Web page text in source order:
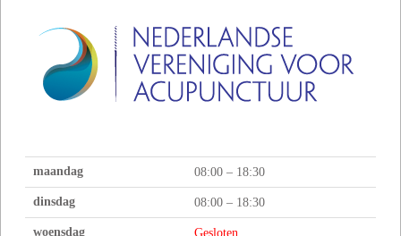
maandag 08:00 – 18:30
dinsdag 08:00 – 18:30
woensdag Gesloten